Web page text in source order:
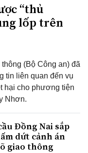
“thủ
lốp trên
(Bộ Công an) đã
tin liên quan đến vụ
hại cho phương tiện
Nhơn.
Đồng Nai sắp
dứt cảnh án
giao thông